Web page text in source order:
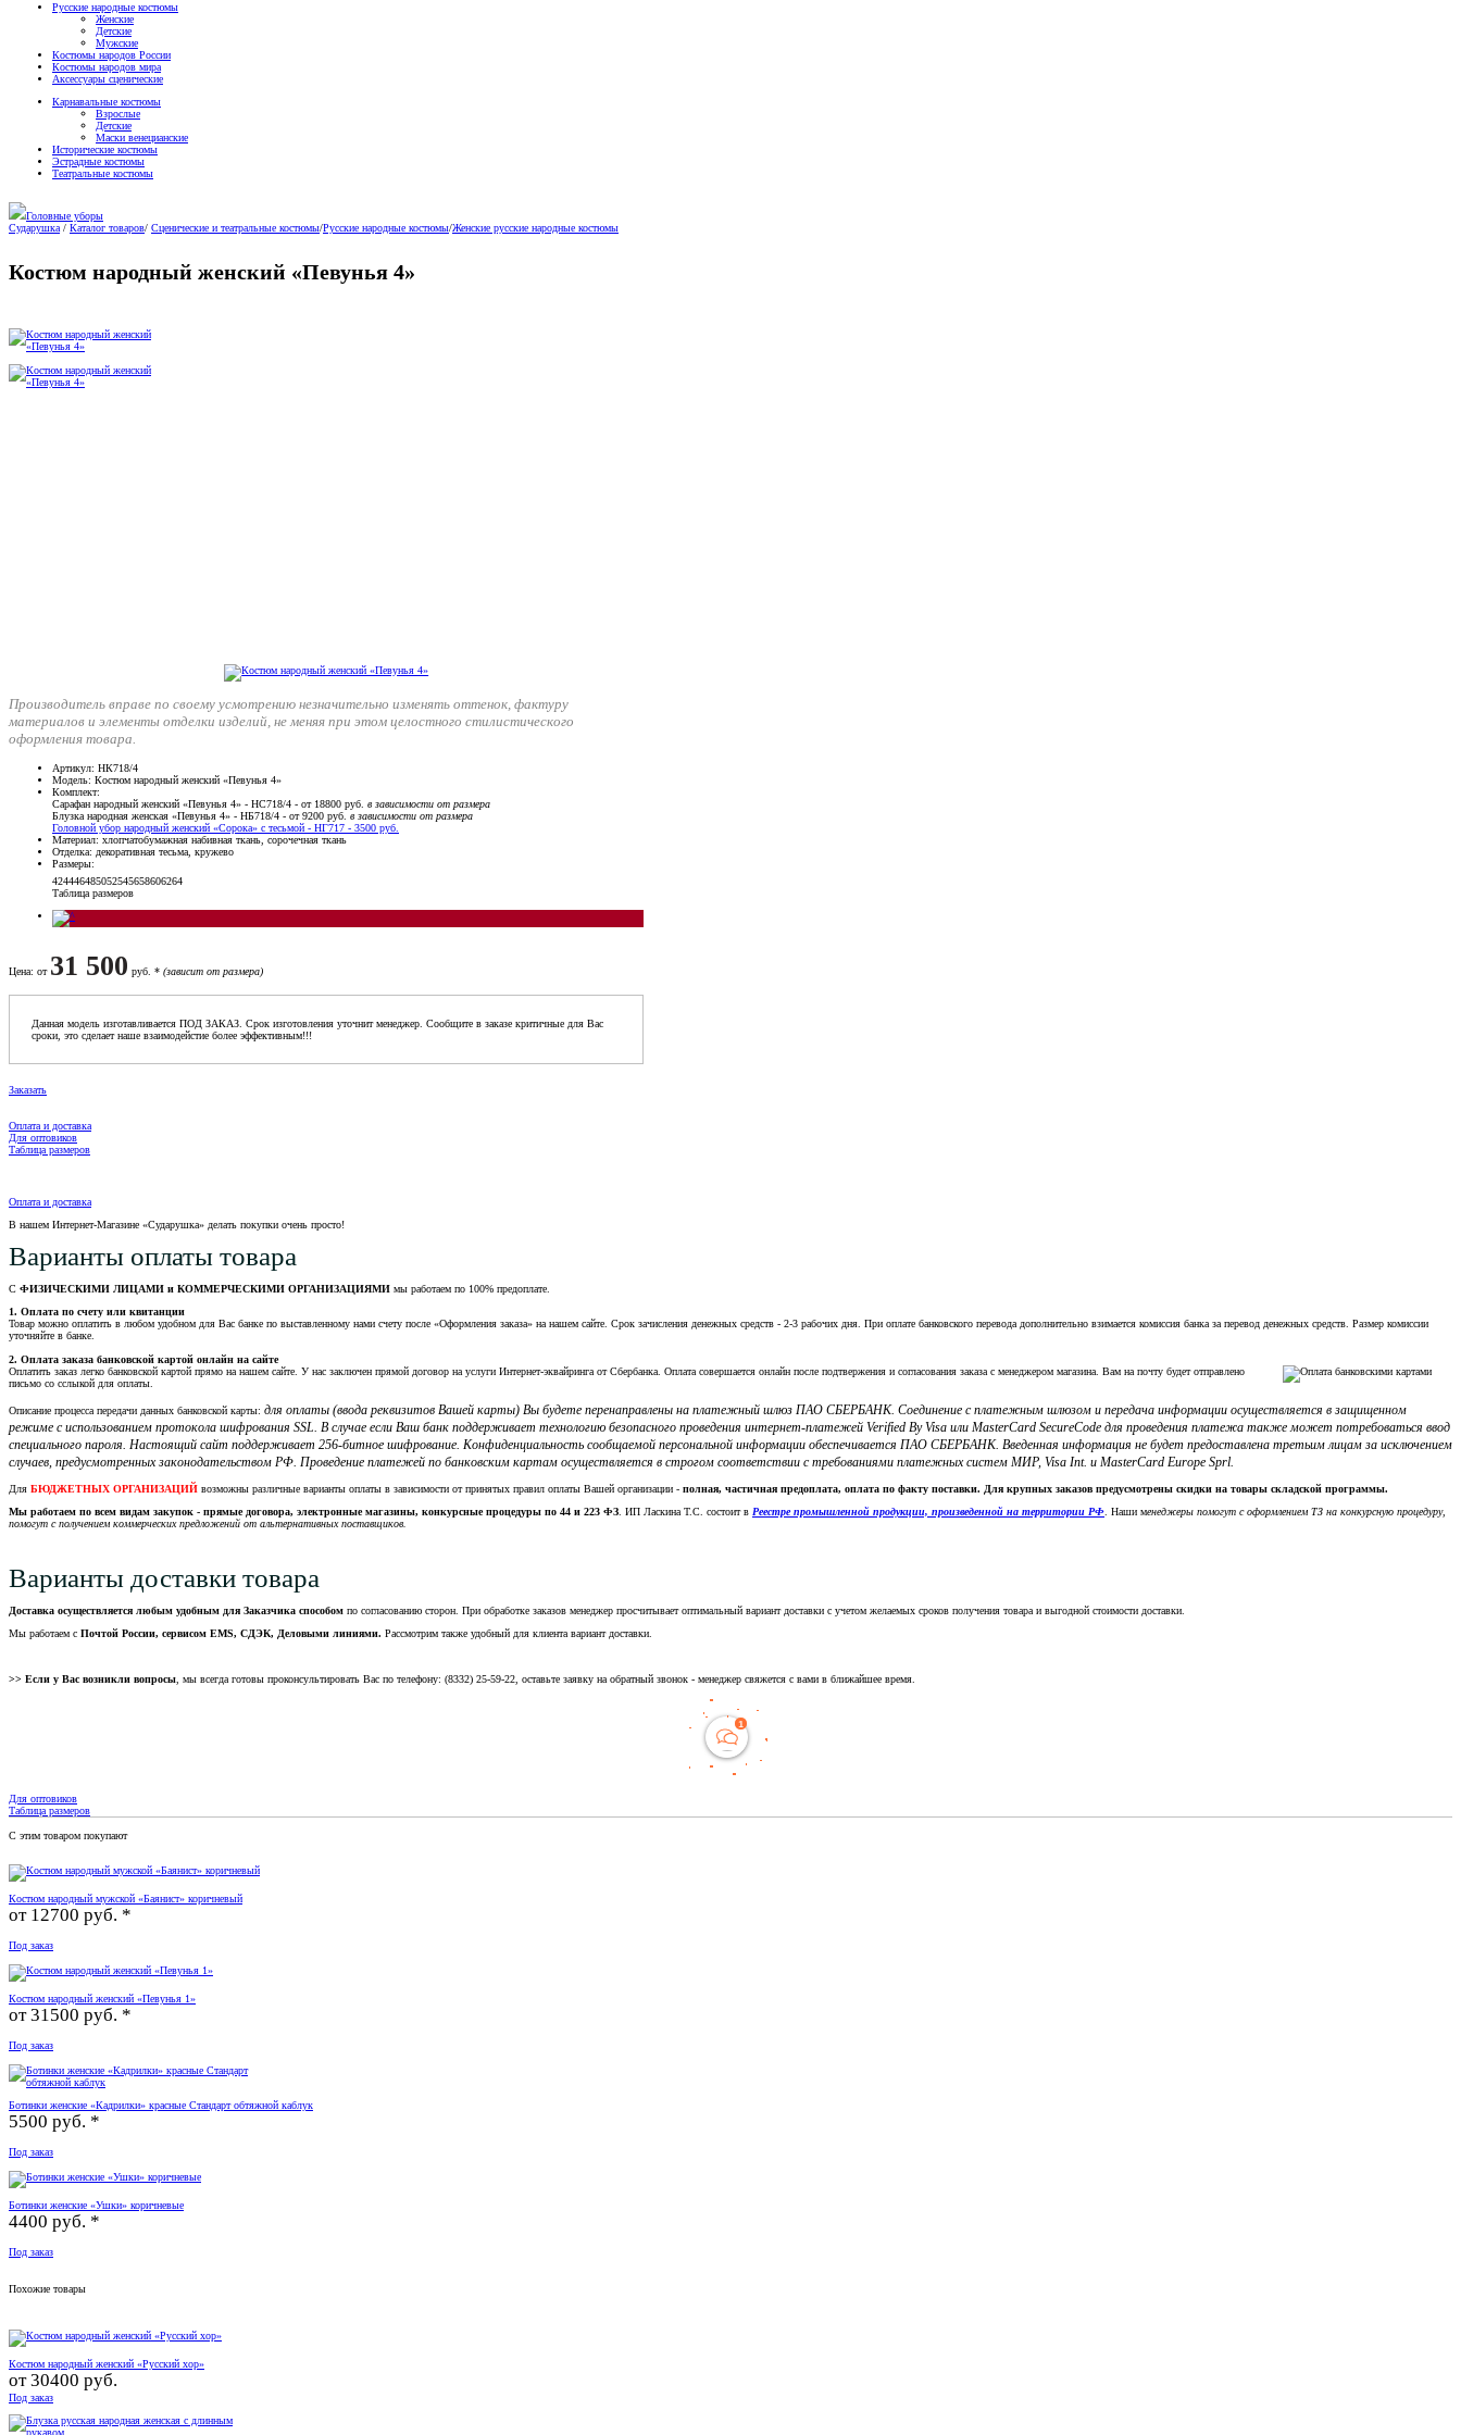
Русские народные костюмы
Женские
Детские
Мужские
Костюмы народов России
Костюмы народов мира
Аксессуары сценические
Карнавальные костюмы
Взрослые
Детские
Маски венецианские
Исторические костюмы
Эстрадные костюмы
Театральные костюмы
Головные уборы
Сударушка / Каталог товаров/ Сценические и театральные костюмы/Русские народные костюмы/Женские русские народные костюмы
Костюм народный женский «Певунья 4»
Производитель вправе по своему усмотрению незначительно изменять оттенок, фактуру
материалов и элементы отделки изделий, не меняя при этом целостного стилистического
оформления товара.
Артикул: НК718/4
Модель: Костюм народный женский «Певунья 4»
Комплект:
Сарафан народный женский «Певунья 4» - НС718/4 - от 18800 руб. в зависимости от размера
Блузка народная женская «Певунья 4» - НБ718/4 - от 9200 руб. в зависимости от размера
Головной убор народный женский «Сорока» с тесьмой - НГ717 - 3500 руб.
Материал: хлопчатобумажная набивная ткань, сорочечная ткань
Отделка: декоративная тесьма, кружево
Размеры:
424446485052545658606264
Таблица размеров
Цена: от 31 500 руб. * (зависит от размера)
Данная модель изготавливается ПОД ЗАКАЗ. Срок изготовления уточнит менеджер. Сообщите в заказе критичные для Вас
сроки, это сделает наше взаимодейстие более эффективным!!!
Заказать
Оплата и доставка
Для оптовиков
Таблица размеров
Оплата и доставка
В нашем Интернет-Магазине «Сударушка» делать покупки очень просто!
Варианты оплаты товара
С ФИЗИЧЕСКИМИ ЛИЦАМИ и КОММЕРЧЕСКИМИ ОРГАНИЗАЦИЯМИ мы работаем по 100% предоплате.
1. Оплата по счету или квитанции
Товар можно оплатить в любом удобном для Вас банке по выставленному нами счету после «Оформления заказа» на нашем сайте. Срок зачисления денежных средств - 2-3 рабочих дня. При оплате банковского перевода дополнительно взимается комиссия банка за перевод денежных средств. Размер комиссии
уточняйте в банке.
2. Оплата заказа банковской картой онлайн на сайте
Оплатить заказ легко банковской картой прямо на нашем сайте. У нас заключен прямой договор на услуги Интернет-эквайринга от Сбербанка. Оплата совершается онлайн после подтвержения и согласования заказа с менеджером магазина. Вам на почту будет отправлено
письмо со сслыкой для оплаты.
Описание процесса передачи данных банковской карты: для оплаты (ввода реквизитов Вашей карты) Вы будете перенаправлены на платежный шлюз ПАО СБЕРБАНК. Соединение с платежным шлюзом и передача информации осуществляется в защищенном
режиме с использованием протокола шифрования SSL. В случае если Ваш банк поддерживает технологию безопасного проведения интернет-платежей Verified By Visa или MasterCard SecureCode для проведения платежа также может потребоваться ввод
специального пароля. Настоящий сайт поддерживает 256-битное шифрование. Конфиденциальность сообщаемой персональной информации обеспечивается ПАО СБЕРБАНК. Введенная информация не будет предоставлена третьим лицам за исключением
случаев, предусмотренных законодательством РФ. Проведение платежей по банковским картам осуществляется в строгом соответствии с требованиями платежных систем МИР, Visa Int. и MasterCard Europe Sprl.
Для БЮДЖЕТНЫХ ОРГАНИЗАЦИЙ возможны различные варианты оплаты в зависимости от принятых правил оплаты Вашей организации - полная, частичная предоплата, оплата по факту поставки. Для крупных заказов предусмотрены скидки на товары складской программы.
Мы работаем по всем видам закупок - прямые договора, электронные магазины, конкурсные процедуры по 44 и 223 ФЗ. ИП Ласкина Т.С. состоит в Реестре промышленной продукции, произведенной на территории РФ. Наши менеджеры помогут с оформлением ТЗ на конкурсную процедуру,
помогут с получением коммерческих предложений от альтернативных поставщиков.
Варианты доставки товара
Доставка осуществляется любым удобным для Заказчика способом по согласованию сторон. При обработке заказов менеджер просчитывает оптимальный вариант доставки с учетом желаемых сроков получения товара и выгодной стоимости доставки.
Мы работаем с Почтой России, сервисом EMS, СДЭК, Деловыми линиями. Рассмотрим также удобный для клиента вариант доставки.
>> Если у Вас возникли вопросы, мы всегда готовы проконсультировать Вас по телефону: (8332) 25-59-22, оставьте заявку на обратный звонок - менеджер свяжется с вами в ближайшее время.
Для оптовиков
Таблица размеров
С этим товаром покупают
Костюм народный мужской «Баянист» коричневый
от 12700 руб. *
Под заказ
Костюм народный женский «Певунья 1»
от31500 руб. *
Под заказ
Ботинки женские «Кадрилки» красные Стандарт обтяжной каблук
5500 руб. *
Под заказ
Ботинки женские «Ушки» коричневые
4400 руб. *
Под заказ
Похожие товары
Костюм народный женский «Русский хор»
от30400 руб.
Под заказ